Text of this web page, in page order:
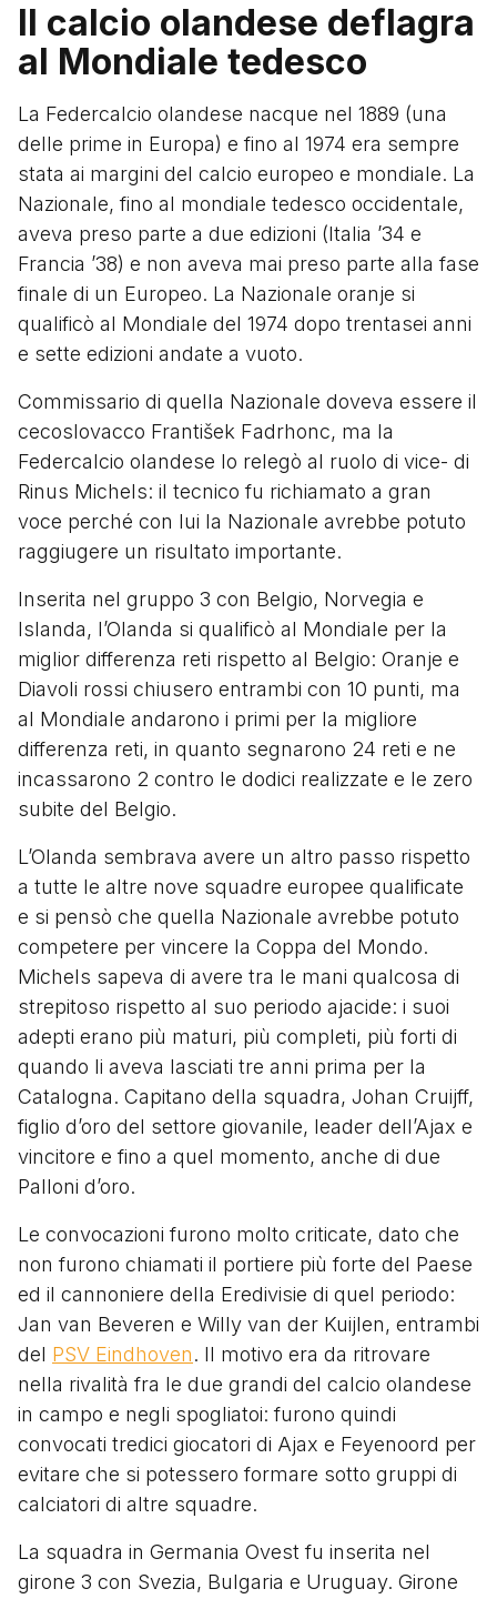
Il calcio olandese deflagra
al Mondiale tedesco
La Federcalcio olandese nacque nel 1889 (una
delle prime in Europa) e fino al 1974 era sempre
stata ai margini del calcio europeo e mondiale. La
Nazionale, fino al mondiale tedesco occidentale,
aveva preso parte a due edizioni (Italia ’34 e
Francia ’38) e non aveva mai preso parte alla fase
finale di un Europeo. La Nazionale oranje si
qualificò al Mondiale del 1974 dopo trentasei anni
e sette edizioni andate a vuoto.
Commissario di quella Nazionale doveva essere il
cecoslovacco František Fadrhonc, ma la
Federcalcio olandese lo relegò al ruolo di vice- di
Rinus Michels: il tecnico fu richiamato a gran
voce perché con lui la Nazionale avrebbe potuto
raggiugere un risultato importante.
Inserita nel gruppo 3 con Belgio, Norvegia e
Islanda, l’Olanda si qualificò al Mondiale per la
miglior differenza reti rispetto al Belgio: Oranje e
Diavoli rossi chiusero entrambi con 10 punti, ma
al Mondiale andarono i primi per la migliore
differenza reti, in quanto segnarono 24 reti e ne
incassarono 2 contro le dodici realizzate e le zero
subite del Belgio.
L’Olanda sembrava avere un altro passo rispetto
a tutte le altre nove squadre europee qualificate
e si pensò che quella Nazionale avrebbe potuto
competere per vincere la Coppa del Mondo.
Michels sapeva di avere tra le mani qualcosa di
strepitoso rispetto al suo periodo ajacide: i suoi
adepti erano più maturi, più completi, più forti di
quando li aveva lasciati tre anni prima per la
Catalogna. Capitano della squadra, Johan Cruijff,
figlio d’oro del settore giovanile, leader dell’Ajax e
vincitore e fino a quel momento, anche di due
Palloni d’oro.
Le convocazioni furono molto criticate, dato che
non furono chiamati il portiere più forte del Paese
ed il cannoniere della Eredivisie di quel periodo:
Jan van Beveren e Willy van der Kuijlen, entrambi
del PSV Eindhoven. Il motivo era da ritrovare
nella rivalità fra le due grandi del calcio olandese
in campo e negli spogliatoi: furono quindi
convocati tredici giocatori di Ajax e Feyenoord per
evitare che si potessero formare sotto gruppi di
calciatori di altre squadre.
La squadra in Germania Ovest fu inserita nel
girone 3 con Svezia, Bulgaria e Uruguay. Girone